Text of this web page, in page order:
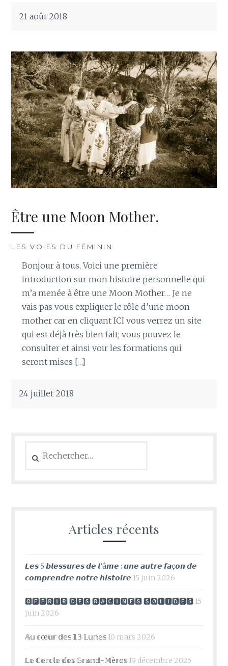
21 août 2018
Être une Moon Mother.
LES VOIES DU FÉMININ
Bonjour à tous, Voici une première
introduction sur mon histoire personnelle qui
m’a menée à être une Moon Mother… Je ne
vais pas vous expliquer le rôle d’une moon
mother car en cliquant ICI vous verrez un site
qui est déjà très bien fait; vous pouvez le
consulter et ainsi voir les formations qui
seront mises […]
24 juillet 2018
Articles récents
𝙇𝙚𝙨 5 𝙗𝙡𝙚𝙨𝙨𝙪𝙧𝙚𝙨 𝙙𝙚 𝙡’â𝙢𝙚 : 𝙪𝙣𝙚 𝙖𝙪𝙩𝙧𝙚 𝙛𝙖ç𝙤𝙣 𝙙𝙚
𝙘𝙤𝙢𝙥𝙧𝙚𝙣𝙙𝙧𝙚 𝙣𝙤𝙩𝙧𝙚 𝙝𝙞𝙨𝙩𝙤𝙞𝙧𝙚 15 juin 2026
🅾🅵🅵🆁🅸🆁 🅳🅴🆂 🆁🅰🅲🅸🅽🅴🆂 🆂🅾🅻🅸🅳🅴🆂 15
juin 2026
𝔸𝕦 𝕔œ𝕦𝕣 𝕕𝕖𝕤 𝟙𝟛 𝕃𝕦𝕟𝕖𝕤 10 mars 2026
𝕃𝕖 ℂ𝕖𝕣𝕔𝕝𝕖 𝕕𝕖𝕤 𝔾𝕣𝕒𝕟𝕕-𝕄è𝕣𝕖𝕤 19 décembre 2025